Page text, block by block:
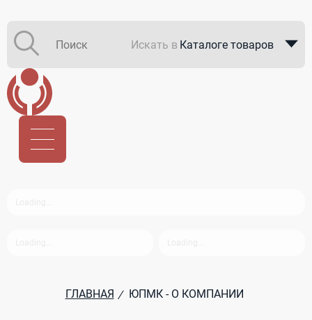
Искать в Каталоге товаров
ГЛАВНАЯ / ЮПМК - О КОМПАНИИ